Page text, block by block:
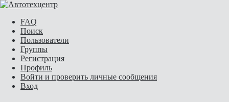
FAQ
Поиск
Пользователи
Группы
Регистрация
Профиль
Войти и проверить личные сообщения
Вход